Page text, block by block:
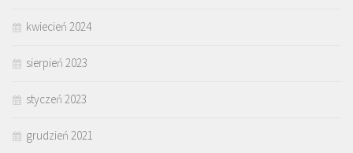
kwiecień 2024
sierpień 2023
styczeń 2023
grudzień 2021